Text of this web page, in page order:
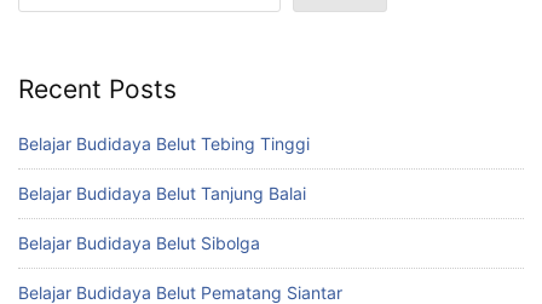
Recent Posts
Belajar Budidaya Belut Tebing Tinggi
Belajar Budidaya Belut Tanjung Balai
Belajar Budidaya Belut Sibolga
Belajar Budidaya Belut Pematang Siantar